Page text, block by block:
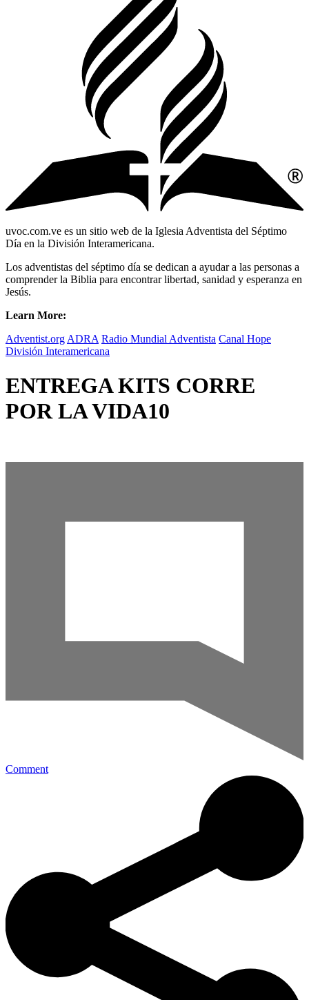
uvoc.com.ve es un sitio web de la Iglesia Adventista del Séptimo
Día en la División Interamericana.
Los adventistas del séptimo día se dedican a ayudar a las personas a
comprender la Biblia para encontrar libertad, sanidad y esperanza en
Jesús.
Learn More:
Adventist.org ADRA Radio Mundial Adventista Canal Hope
División Interamericana
ENTREGA KITS CORRE
POR LA VIDA10
Comment